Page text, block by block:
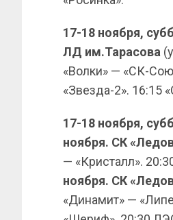
17-18 ноября,
ЛД им.Тарасова
«Волки» — «СК-
«Звезда-2». 16:15
17-18 ноября,
ноября. СК
— «Кристалл».
ноября. СК
«Динамит» —